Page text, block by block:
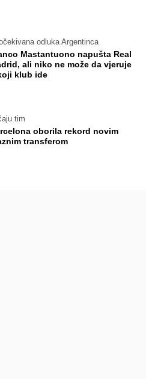
odluka Argentinca
Mastantuono napušta Real
ali niko ne može da vjeruje
klub ide
tim
oborila rekord novim
transferom